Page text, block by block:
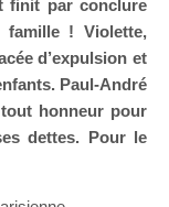
finit par conclure
famille ! Violette,
d’expulsion et
Paul-André
honneur pour
dettes. Pour le